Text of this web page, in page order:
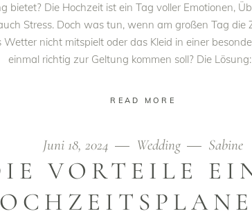
bietet? Die Hochzeit ist ein Tag voller Emotionen,
Stress. Doch was tun, wenn am großen Tag die
Wetter nicht mitspielt oder das Kleid in einer
einmal richtig zur Geltung kommen soll? Die
READ MORE
Juni 18, 2024 Wedding Sabine
VORTEILE